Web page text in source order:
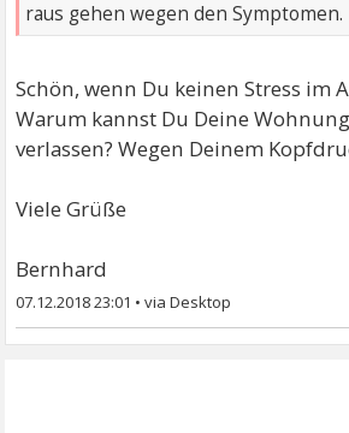
raus gehen wegen den Symptomen.
Schön, wenn Du keinen Stress im
Warum kannst Du Deine
verlassen? Wegen Deinem
Viele Grüße
Bernhard
07.12.2018 23:01 •